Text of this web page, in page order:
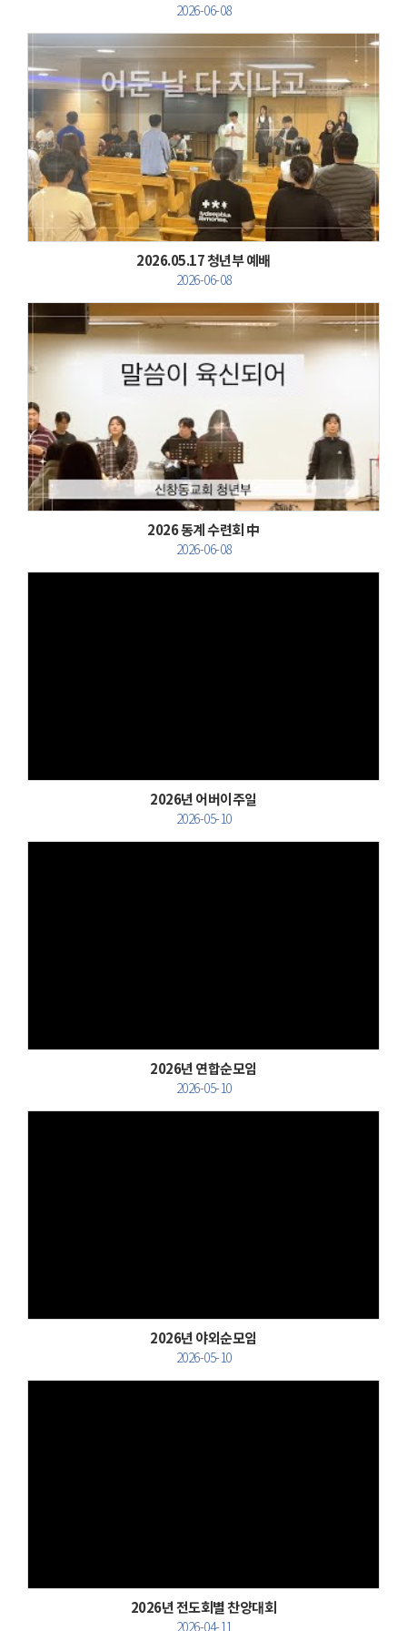
2026-06-08
Views
2026.05.17 청년부 예배
2026-06-08
Views
2026 동계 수련회 中
2026-06-08
2026년 어버이주일
2026-05-10
2026년 연합순모임
2026-05-10
2026년 야외순모임
2026-05-10
2026년 전도회별 찬양대회
2026-04-11